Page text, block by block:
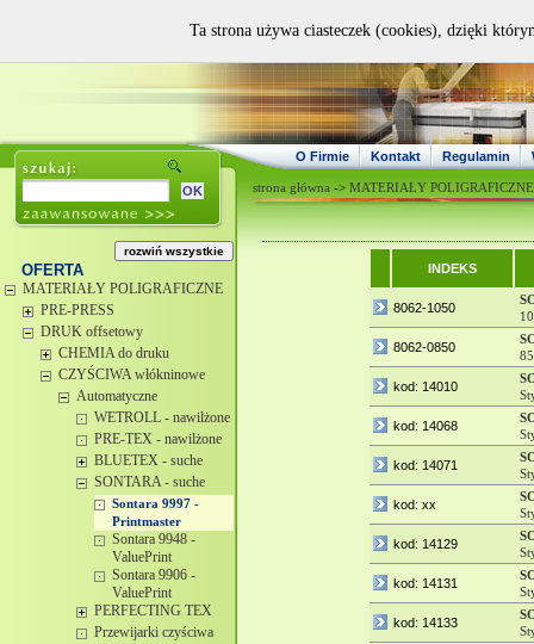
O Firmie Kontakt Regulamin
OFERTA
MATERIAŁY POLIGRAFICZNE
PRE-PRESS
DRUK offsetowy
CHEMIA do druku
CZYŚCIWA włókninowe
Automatyczne
WETROLL - nawilżone
PRE-TEX - nawilżone
BLUETEX - suche
SONTARA - suche
Sontara 9997 -
Printmaster
Sontara 9948 -
ValuePrint
Sontara 9906 -
ValuePrint
PERFECTING TEX
Przewijarki czyściwa
strona główna -> MATERIAŁY POLIGRAFICZNE
INDEKS
8062-1050
8062-0850
kod: 14010
kod: 14068
kod: 14071
kod: xx
kod: 14129
kod: 14131
kod: 14133
Ta strona używa ciasteczek (cookies), dzięki